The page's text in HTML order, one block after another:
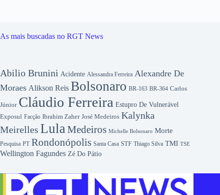
As mais buscadas no RGT News
Abilio Brunini Acidente Alessandra Ferreira Alexandre De
Moraes Alikson Reis Bolsonaro BR-163 BR-364 Carlos
Júnior Cláudio Ferreira Estupro De Vulnerável
Exposul Facção Ibrahim Zaher José Medeiros Kalynka
Meirelles Lula Medeiros Michelle Bolsonaro Morte
Pesquisa PT Rondonópolis Santa Casa STF Thiago Silva TMI TSE
Wellington Fagundes Zé Do Pátio